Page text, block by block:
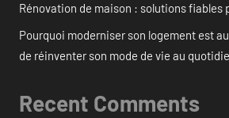
Rénovation de maison : solutions fiables
Pourquoi moderniser son logement est
de réinventer son mode de vie au
Recent Comments